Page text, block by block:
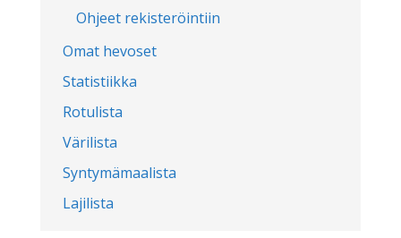
Ohjeet rekisteröintiin
Omat hevoset
Statistiikka
Rotulista
Värilista
Syntymämaalista
Lajilista